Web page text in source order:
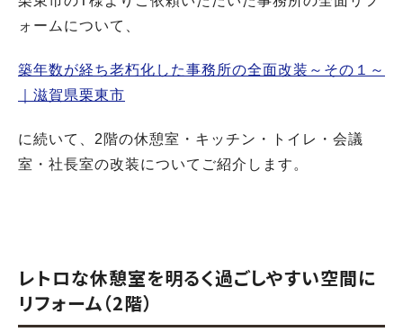
ォームについて、
築年数が経ち老朽化した事務所の全面改装～その１～
｜滋賀県栗東市
に続いて、2階の休憩室・キッチン・トイレ・会議
室・社長室の改装についてご紹介します。
レトロな休憩室を明るく過ごしやすい空間に
リフォーム（2階）